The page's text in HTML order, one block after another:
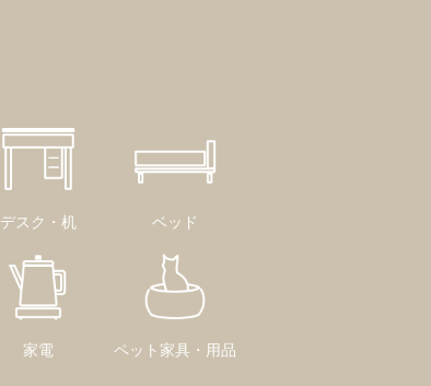
デスク・机 ベッド
家電 ペット家具・用品